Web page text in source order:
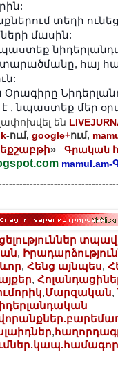
տեղի
մասին:
տարածմանը, հայ
է , նպաստեք մեր
են
-ում, google+ում,
» Գրական
,
, Հենց այնպես,
,
,Մարզական,
,